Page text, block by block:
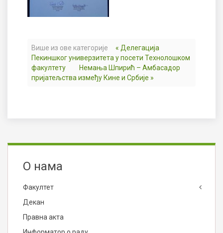
Више из ове категорије
« Делегација
Пекиншког универзитета у посети Технолошком
факултету
Немања Шпирић – Амбасадор
пријатељства између Кине и Србије »
О нама
Факултет
Декан
Правна акта